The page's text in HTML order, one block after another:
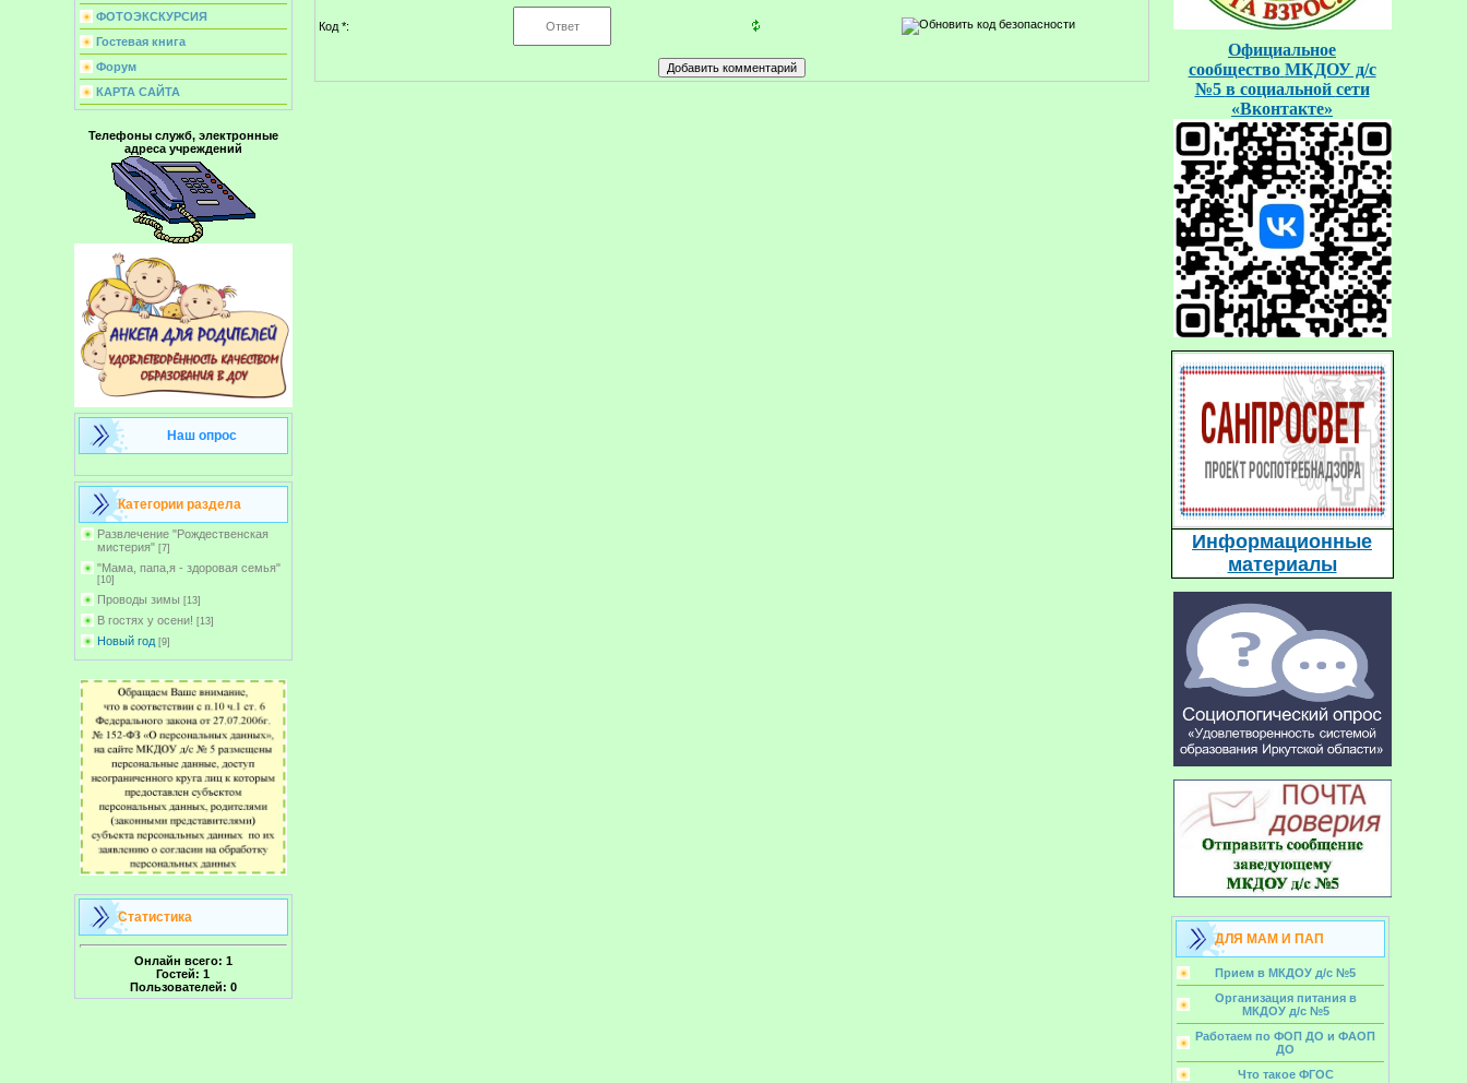
ФОТОЭКСКУРСИЯ
Гостевая книга
Форум
КАРТА САЙТА
Телефоны служб, электронные
адреса учреждений
Наш опрос
Категории раздела
Развлечение "Рождественская
мистерия" [7]
"Мама, папа,я - здоровая семья"
[10]
Проводы зимы [13]
В гостях у осени! [13]
Новый год [9]
Статистика
Онлайн всего: 1
Гостей: 1
Пользователей: 0
Код *:
Официальное
сообщество МКДОУ д/с
№5 в социальной сети
«Вконтакте»
Информационные
материалы
ДЛЯ МАМ И ПАП
Прием в МКДОУ д/с №5
Организация питания в
МКДОУ д/с №5
Работаем по ФОП ДО и ФАОП
ДО
Что такое ФГОС